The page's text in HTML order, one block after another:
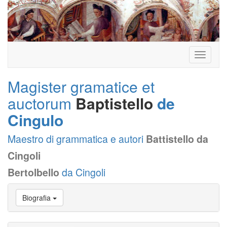
Toggle
Magister gramatice et
auctorum Baptistello de
Cingulo
Maestro di grammatica e autori Battistello da
Cingoli
Bertolbello da Cingoli
Vai
Biografia
Biografia